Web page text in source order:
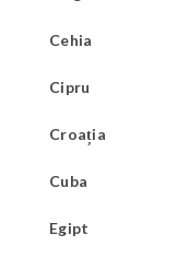
Cehia
Cipru
Croația
Cuba
Egipt